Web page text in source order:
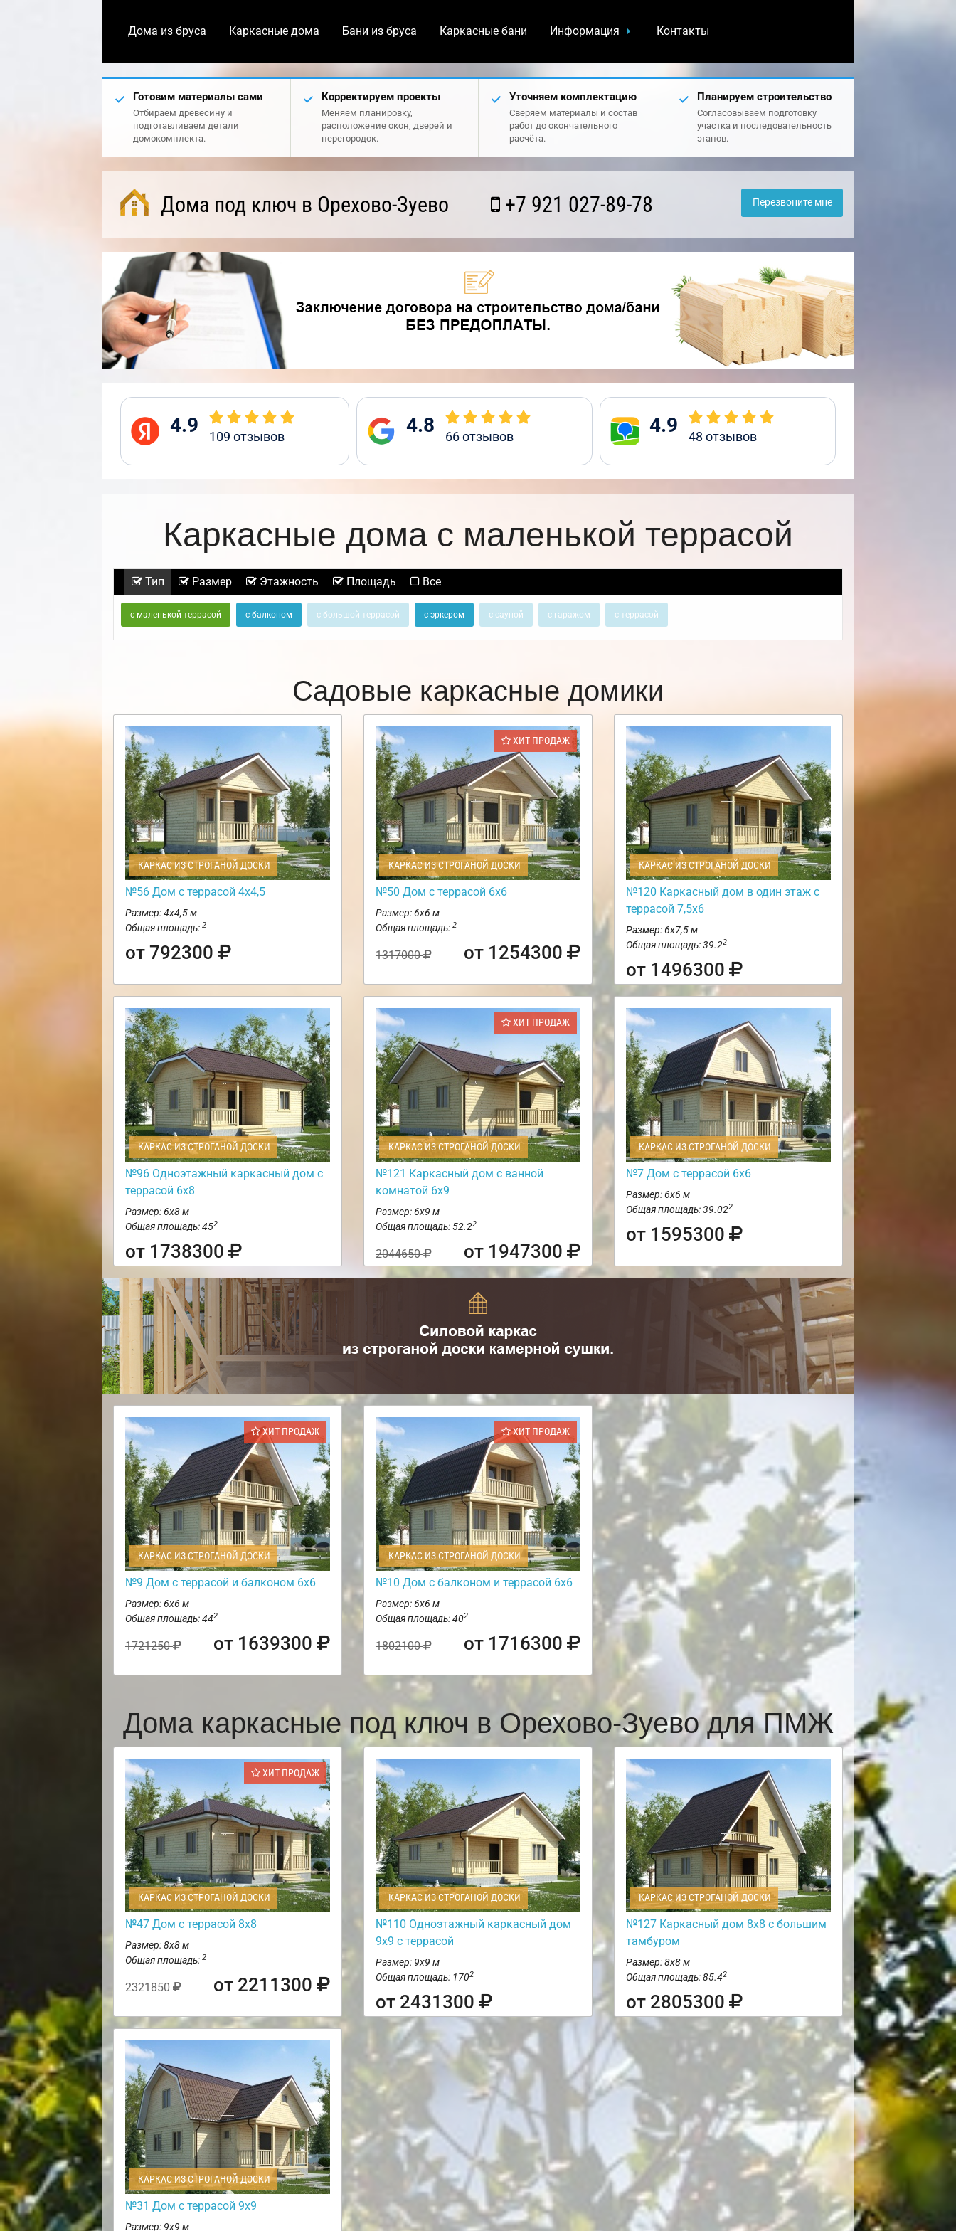
Дома из бруса Каркасные дома Бани из бруса Каркасные бани Информация Контакты
Готовим материалы сами
Отбираем древесину и
подготавливаем детали
домокомплекта.
Корректируем проекты
Меняем планировку,
расположение окон, дверей и
перегородок.
Уточняем комплектацию
Сверяем материалы и состав
работ до окончательного
расчёта.
Планируем строительство
Согласовываем подготовку
участка и последовательность
этапов.
Дома под ключ в Орехово-Зуево +7 921 027-89-78 Перезвоните мне
4.9 109 отзывов 4.8 66отзывов 4.9 48 отзывов
Каркасные дома с маленькой террасой
Тип Размер Этажность Площадь Все
с маленькой террасой с балконом с большой террасой с эркером с сауной с гаражом с террасой
Садовые каркасные домики
КАРКАС ИЗ СТРОГАНОЙ ДОСКИ
№56 Дом с террасой 4х4,5
Размер: 4х4,5 м
Общая площадь: 2
от 792300
ХИТ ПРОДАЖ
КАРКАС ИЗ СТРОГАНОЙ ДОСКИ
№50 Дом с террасой 6х6
Размер: 6х6 м
Общая площадь: 2
1317000 от 1254300
КАРКАС ИЗ СТРОГАНОЙ ДОСКИ
№120 Каркасный дом в один этаж с
террасой 7,5х6
Размер: 6х7,5 м
Общая площадь: 39.22
от 1496300
КАРКАС ИЗ СТРОГАНОЙ ДОСКИ
№96 Одноэтажный каркасный дом с
террасой 6х8
Размер: 6х8 м
Общая площадь: 452
от 1738300
ХИТ ПРОДАЖ
КАРКАС ИЗ СТРОГАНОЙ ДОСКИ
№121 Каркасный дом с ванной
комнатой 6х9
Размер: 6х9 м
Общая площадь: 52.22
2044650 от 1947300
КАРКАС ИЗ СТРОГАНОЙ ДОСКИ
№7 Дом с террасой 6х6
Размер: 6х6 м
Общая площадь: 39.022
от 1595300
ХИТ ПРОДАЖ
КАРКАС ИЗ СТРОГАНОЙ ДОСКИ
№9 Дом с террасой и балконом 6х6
Размер: 6х6 м
Общая площадь: 442
1721250 от 1639300
ХИТ ПРОДАЖ
КАРКАС ИЗ СТРОГАНОЙ ДОСКИ
№10 Дом с балконом и террасой 6х6
Размер: 6х6 м
Общая площадь: 402
1802100 от 1716300
Дома каркасные под ключ в Орехово-Зуево для ПМЖ
ХИТ ПРОДАЖ
КАРКАС ИЗ СТРОГАНОЙ ДОСКИ
№47 Дом с террасой 8х8
Размер: 8х8 м
Общая площадь: 2
2321850 от 2211300
КАРКАС ИЗ СТРОГАНОЙ ДОСКИ
№110 Одноэтажный каркасный дом
9х9 с террасой
Размер: 9х9 м
Общая площадь: 1702
от 2431300
КАРКАС ИЗ СТРОГАНОЙ ДОСКИ
№127 Каркасный дом 8х8 с большим
тамбуром
Размер: 8х8 м
Общая площадь: 85.42
от 2805300
КАРКАС ИЗ СТРОГАНОЙ ДОСКИ
№31 Дом с террасой 9х9
Размер: 9х9 м